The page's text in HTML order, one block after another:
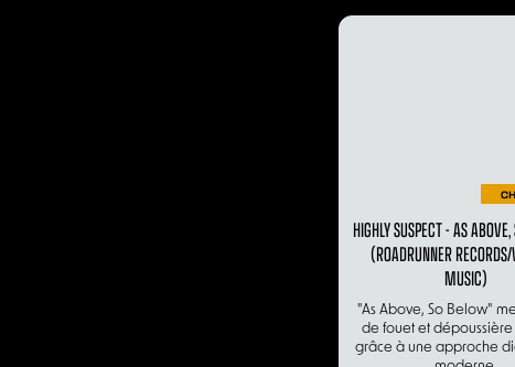
HIGHLY SUSPECT - AS
(ROADRUNNER
MUSIC)
"As Above, So Below"
de fouet et
grâce à une approche